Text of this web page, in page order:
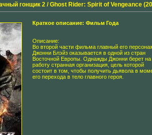
гонщик 2 / Ghost Rider: Spirit of Vengeance
Краткое описание: Фильм Года
Описание:
Во второй части фильма главный его
Джонни Блэйз оказывается в одной из стран
Восточной Европы. Однажды Джонни берет на
работу странная организация, цель которой
состоит в том, чтобы получить дьявола в
его перехода в тело главного героя.